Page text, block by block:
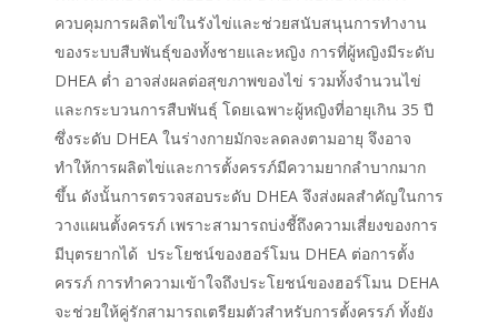
ควบคุมการผลิตไข่ในรังไข่และช่วยสนับสนุนการทำงาน
ของระบบสืบพันธุ์ของทั้งชายและหญิง การที่ผู้หญิงมีระดับ
DHEA ต่ำ อาจส่งผลต่อสุขภาพของไข่ รวมทั้งจำนวนไข่
และกระบวนการสืบพันธุ์ โดยเฉพาะผู้หญิงที่อายุเกิน 35 ปี
ซึ่งระดับ DHEA ในร่างกายมักจะลดลงตามอายุ จึงอาจ
ทำให้การผลิตไข่และการตั้งครรภ์มีความยากลำบากมาก
ขึ้น ดังนั้นการตรวจสอบระดับ DHEA จึงส่งผลสำคัญในการ
วางแผนตั้งครรภ์ เพราะสามารถบ่งชี้ถึงความเสี่ยงของการ
มีบุตรยากได้ ประโยชน์ของฮอร์โมน DHEA ต่อการตั้ง
ครรภ์ การทำความเข้าใจถึงประโยชน์ของฮอร์โมน DEHA
จะช่วยให้คู่รักสามารถเตรียมตัวสำหรับการตั้งครรภ์ ทั้งยัง